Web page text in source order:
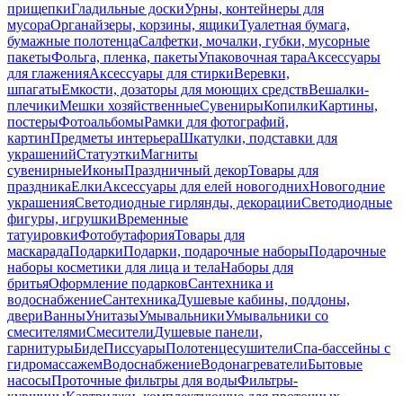
прищепкиГладильные доскиУрны, контейнеры для
мусораОрганайзеры, корзины, ящикиТуалетная бумага,
бумажные полотенцаСалфетки, мочалки, губки, мусорные
пакетыФольга, пленка, пакетыУпаковочная тараАксессуары
для глаженияАксессуары для стиркиВеревки,
шпагатыЕмкости, дозаторы для моющих средствВешалки-
плечикиМешки хозяйственныеСувенирыКопилкиКартины,
постерыФотоальбомыРамки для фотографий,
картинПредметы интерьераШкатулки, подставки для
украшенийСтатуэткиМагниты
сувенирныеИконыПраздничный декорТовары для
праздникаЕлкиАксессуары для елей новогоднихНовогодние
украшенияСветодиодные гирлянды, декорацииСветодиодные
фигуры, игрушкиВременные
татуировкиФотобутафорияТовары для
маскарадаПодаркиПодарки, подарочные наборыПодарочные
наборы косметики для лица и телаНаборы для
бритьяОформление подарковСантехника и
водоснабжениеСантехникаДушевые кабины, поддоны,
двериВанныУнитазыУмывальникиУмывальники со
смесителямиСмесителиДушевые панели,
гарнитурыБидеПиссуарыПолотенцесушителиСпа-бассейны с
гидромассажемВодоснабжениеВодонагревателиБытовые
насосыПроточные фильтры для водыФильтры-